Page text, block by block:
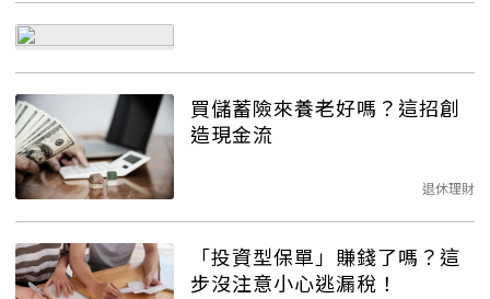
買儲蓄險來養老好嗎？這招創
造現金流
退休理財
「投資型保單」賺錢了嗎？這
步沒注意小心逃漏稅！